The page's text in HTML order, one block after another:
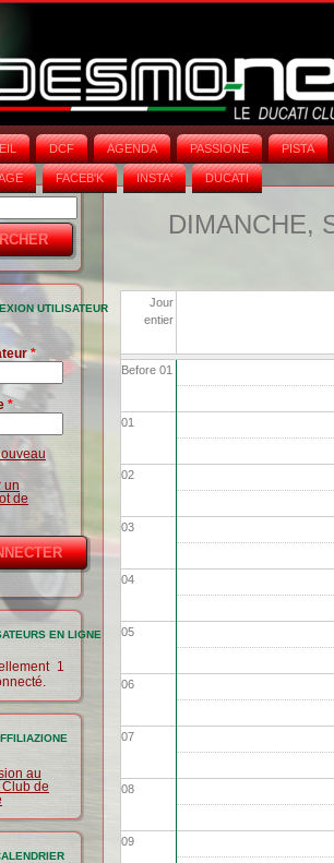
DCF AGENDA PASSIONE PISTA
FACEB'K INSTA‘ DUCATI
UTILISATEUR
*
*
un
de
EN LIGNE
1
au
Club de
DIMANCHE,
Jour
entier
Before 01
01
02
03
04
05
06
07
08
09